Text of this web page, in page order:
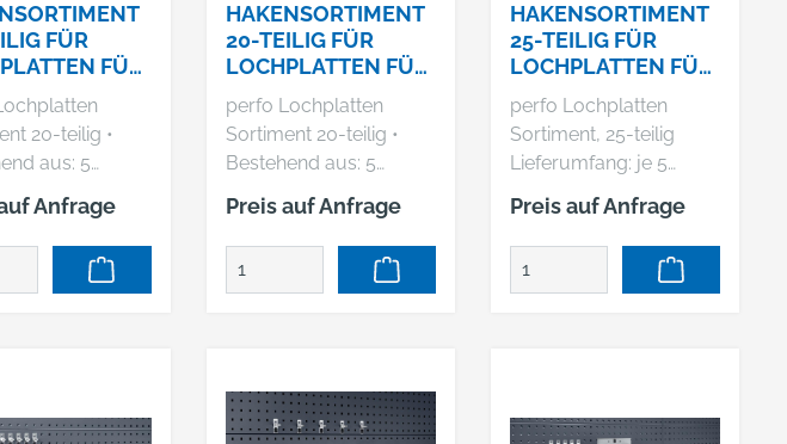
FÜR
FÜR
20-teilig •
aus: 5
T 50 mm,
5
Ø
Anfrage
HAKENSORTIMENT
20-TEILIG FÜR
LOCHPLATTEN FÜR
LOCHPLATTEN
BOTT
perfo Lochplatten
Sortiment 20-teilig •
Bestehend aus: 5
Haken T 25 mm, 5
Doppelhaken T 75 mm,
5 Wkz.-Klemmen Ø 13
mm, 1
1
Sechskantschlüsselhalt
Preis auf Anfrage
HAKENSORTIMENT
25-TEILIG FÜR
LOCHPLATTEN FÜR
LOCHPLATTEN
perfo Lochplatten
Sortiment, 25-teilig
Lieferumfang: je 5
Haken T 25/50 mm, 5
Doppelhaken T 75 mm,
je 5 Werkzeug-
Klemmen Ø 16/25 mm
info@bott.de
Preis auf Anfrage